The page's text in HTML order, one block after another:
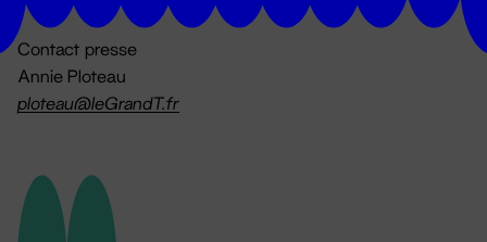
Contact presse
Annie Ploteau
ploteau@leGrandT.fr